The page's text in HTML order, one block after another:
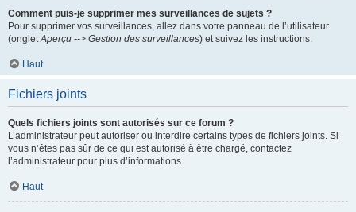
Comment puis-je supprimer mes surveillances de sujets ?
Pour supprimer vos surveillances, allez dans votre panneau de l’utilisateur
(ongletAperçu --> Gestion des surveillances) et suivez les instructions.
Haut
Fichiers joints
Quels fichiers joints sont autorisés sur ce forum ?
L’administrateur peut autoriser ou interdire certains types de fichiers joints. Si
vous n’êtes pas sûr de ce qui est autorisé à être chargé, contactez
l’administrateur pour plus d’informations.
Haut